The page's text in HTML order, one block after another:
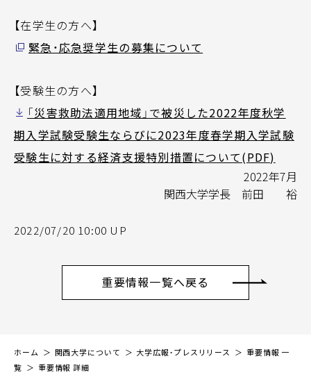
【在学生の方へ】
緊急・応急奨学生の募集について
【受験生の方へ】
「災害救助法適用地域」で被災した2022年度秋学
期入学試験受験生ならびに2023年度春学期入学試験
受験生に対する経済支援特別措置について(PDF)
2022年7月
関西大学学長 前田 裕
2022/07/20 10:00 UP
重要情報一覧へ戻る
ホーム 関西大学について 大学広報・プレスリリース
重要情報 一
覧
重要情報 詳細